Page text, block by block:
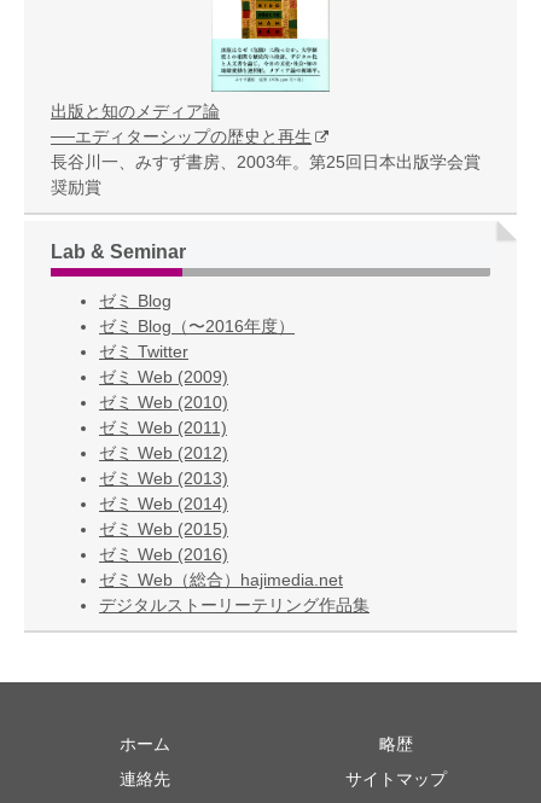
出版と知のメディア論
──エディターシップの歴史と再生
長谷川一、みすず書房、2003年。第25回日本出版学会賞
奨励賞
Lab & Seminar
ゼミ Blog
ゼミ Blog（〜2016年度）
ゼミ Twitter
ゼミ Web (2009)
ゼミ Web (2010)
ゼミ Web (2011)
ゼミ Web (2012)
ゼミ Web (2013)
ゼミ Web (2014)
ゼミ Web (2015)
ゼミ Web (2016)
ゼミ Web（総合）hajimedia.net
デジタルストーリーテリング作品集
ホーム
略歴
連絡先
サイトマップ